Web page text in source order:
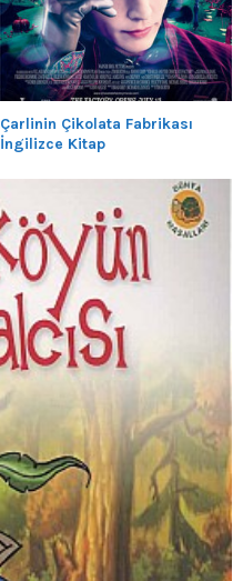
Çarlinin Çikolata Fabrikası
İngilizce Kitap